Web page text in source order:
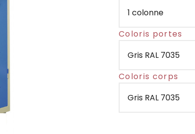
Coloris portes
Coloris corps